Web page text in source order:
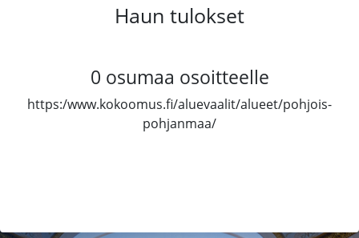
Haun tulokset
0 osumaa osoitteelle
https:/www.kokoomus.fi/aluevaalit/alueet/pohjois-
pohjanmaa/